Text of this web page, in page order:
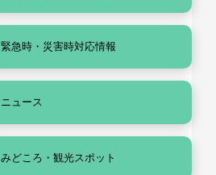
緊急時・災害時対応情報
ニュース
みどころ・観光スポット